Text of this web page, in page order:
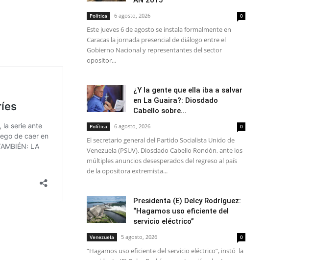
Política 6 agosto, 2026 0
Este jueves 6 de agosto se instala formalmente en
Caracas la jornada presencial de diálogo entre el
Gobierno Nacional y representantes del sector
opositor...
¿Y la gente que ella iba a salvar
en La Guaira?: Diosdado
Cabello sobre...
Política 6 agosto, 2026 0
El secretario general del Partido Socialista Unido de
Venezuela (PSUV), Diosdado Cabello Rondón, ante los
múltiples anuncios desesperados del regreso al país
de la opositora extremista...
Presidenta (E) Delcy Rodríguez:
“Hagamos uso eficiente del
servicio eléctrico”
Venezuela 5 agosto, 2026 0
“Hagamos uso eficiente del servicio eléctrico”, instó la